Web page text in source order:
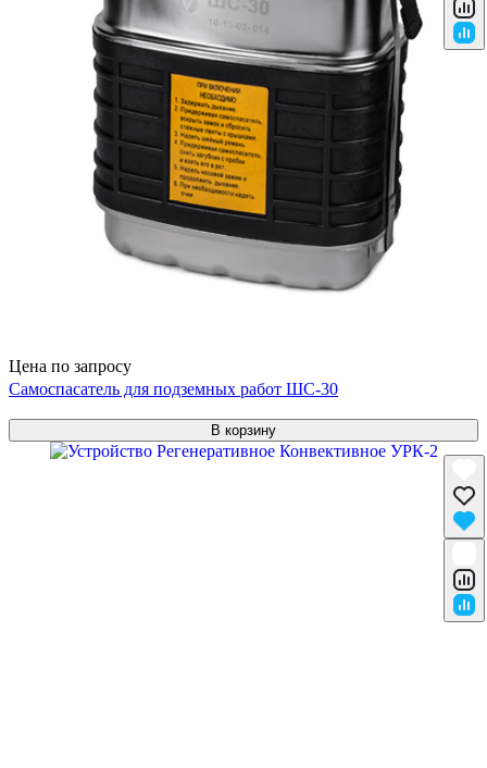
Цена по запросу
Самоспасатель для подземных работ ШС-30
В корзину